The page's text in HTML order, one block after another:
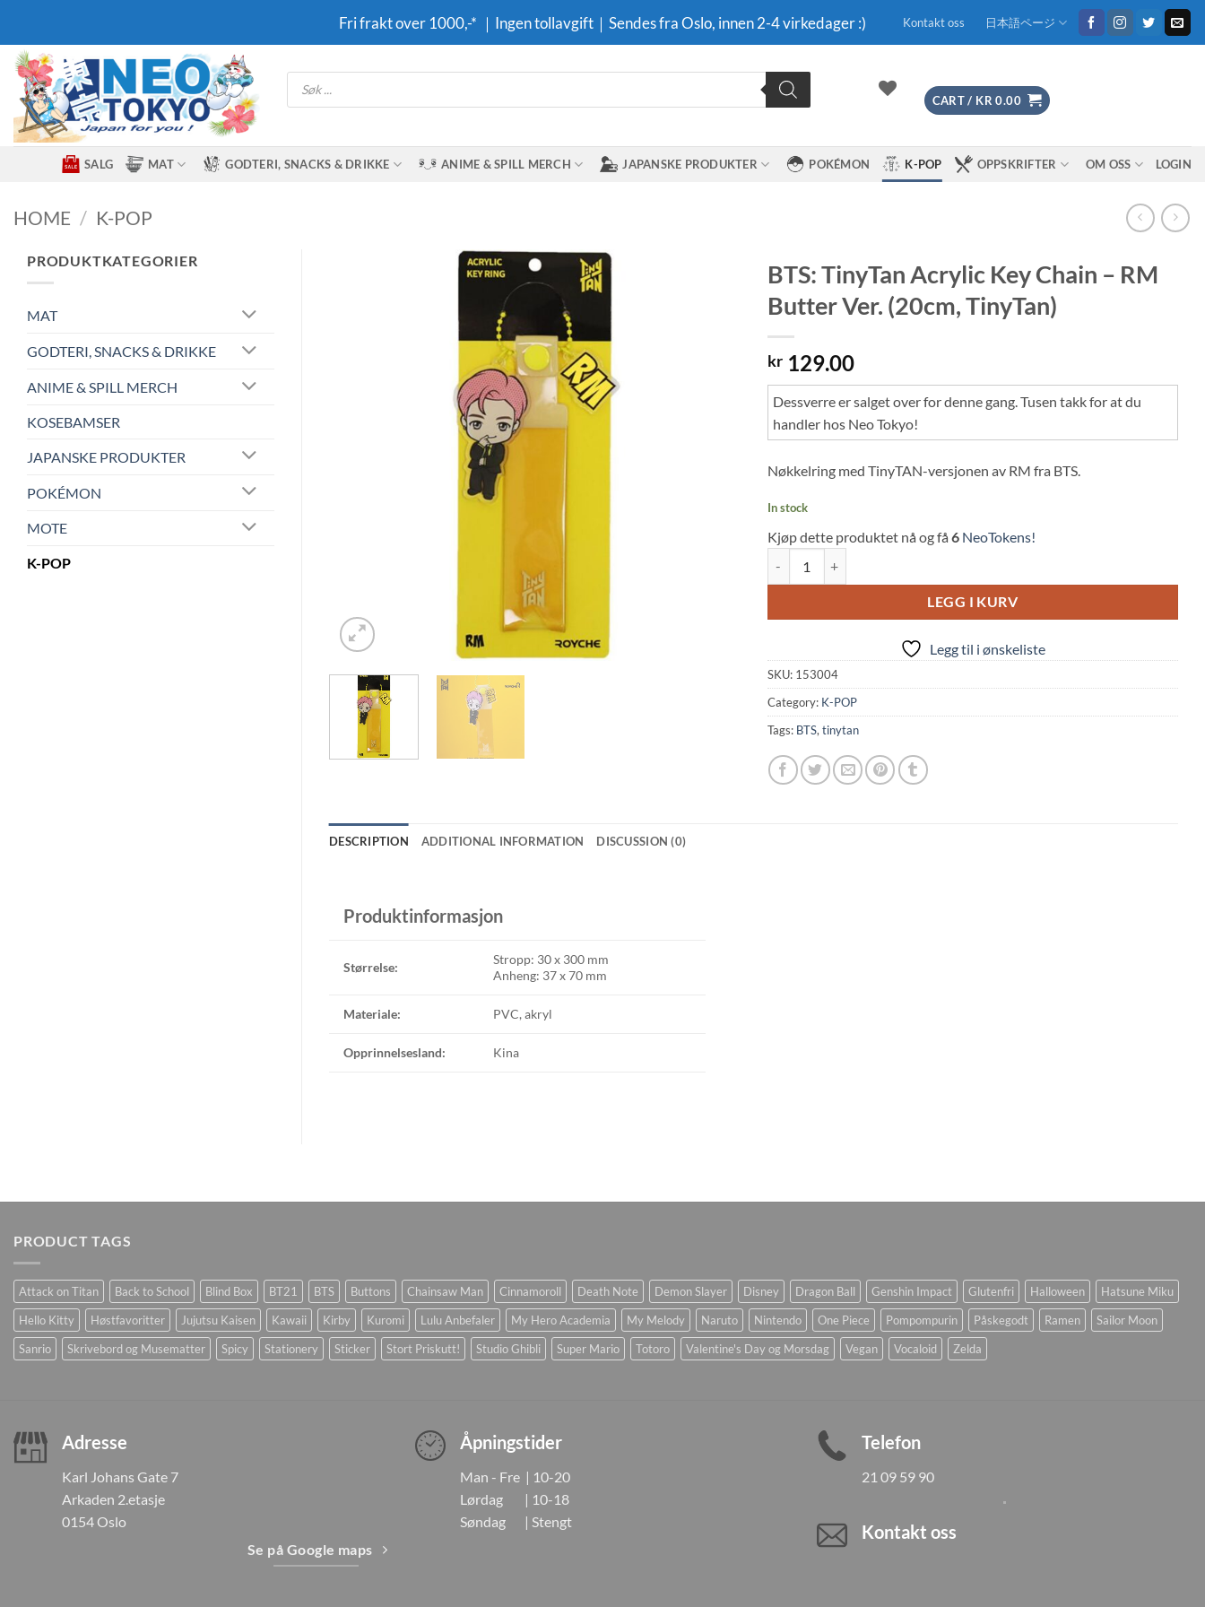
content
Fri frakt over 1000,-* ｜Ingen tollavgift｜Sendes fra Oslo, innen 2-4 virkedager :) Kontakt oss 日本語ページ
Products
search
CART / KR 0.00
SALG MAT GODTERI, SNACKS & DRIKKE ANIME & SPILL MERCH JAPANSKE PRODUKTER POKÉMON K-POP OPPSKRIFTER OM OSS LOGIN
HOME / K-POP
PRODUKTKATEGORIER
MAT
GODTERI, SNACKS & DRIKKE
ANIME & SPILL MERCH
KOSEBAMSER
JAPANSKE PRODUKTER
POKÉMON
MOTE
K-POP
BTS: TinyTan Acrylic Key Chain – RM
Butter Ver. (20cm, TinyTan)
kr129.00
Dessverre er salget over for denne gang. Tusen takk for at du
handler hos Neo Tokyo!
Nøkkelring med TinyTAN-versjonen av RM fra BTS.
In stock
Kjøp dette produktet nå og få 6NeoTokens!
LEGG I KURV
Legg til i ønskeliste
SKU: 153004
Category: K-POP
Tags: BTS,tinytan
DESCRIPTION ADDITIONAL INFORMATION DISCUSSION (0)
Produktinformasjon
Størrelse:
Stropp: 30 x 300 mm
Anheng: 37 x 70 mm
Materiale: PVC, akryl
Opprinnelsesland: Kina
PRODUCT TAGS
Attack on Titan Back to School Blind Box BT21 BTS Buttons Chainsaw Man Cinnamoroll Death Note Demon Slayer Disney Dragon Ball Genshin Impact Glutenfri Halloween
Hatsune Miku
Hello Kitty
Høstfavoritter Jujutsu Kaisen Kawaii Kirby Kuromi Lulu Anbefaler My Hero Academia My Melody Naruto Nintendo One Piece Pompompurin Påskegodt Ramen
Sailor Moon
Sanrio
Skrivebord og Musematter Spicy Stationery Sticker Stort Priskutt! Studio Ghibli Super Mario Totoro Valentine's Day og Morsdag Vegan Vocaloid Zelda
Adresse
Karl Johans Gate 7
Arkaden 2.etasje
0154 Oslo
Se på Google maps
Åpningstider
Man - Fre | 10-20
Lørdag | 10-18
Søndag | Stengt
Telefon
21 09 59 90
Kontakt oss